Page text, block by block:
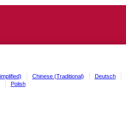
Chinese (Traditional) Deutsch
Polish